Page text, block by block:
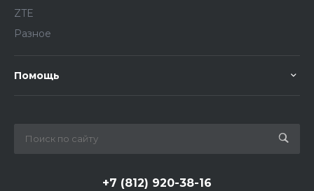
ZTE
Разное
Помощь
+7 (812) 920-38-16